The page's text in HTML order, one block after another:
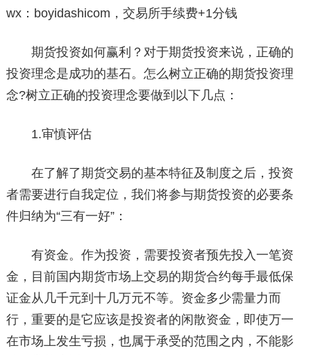
wx：boyidashicom，交易所手续费+1分钱
期货投资如何赢利？对于期货投资来说，正确的
投资理念是成功的基石。怎么树立正确的期货投资理
念?树立正确的投资理念要做到以下几点：
1.审慎评估
在了解了期货交易的基本特征及制度之后，投资
者需要进行自我定位，我们将参与期货投资的必要条
件归纳为“三有一好”：
有资金。作为投资，需要投资者预先投入一笔资
金，目前国内期货市场上交易的期货合约每手最低保
证金从几千元到十几万元不等。资金多少需量力而
行，重要的是它应该是投资者的闲散资金，即使万一
在市场上发生亏损，也属于承受的范围之内，不能影